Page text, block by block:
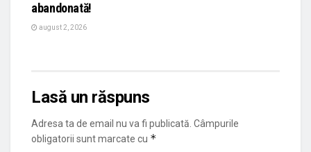
abandonată!
august 2, 2026
Lasă un răspuns
Adresa ta de email nu va fi publicată. Câmpurile
obligatorii sunt marcate cu *